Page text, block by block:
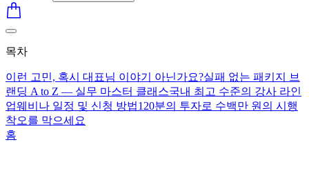
목차
이런 고민, 혹시 대표님 이야기 아닌가요?실패 없는 패키지 브
랜딩 A to Z — 실무 마스터 클래스국내 최고 수준의 강사 라인
업웨비나 일정 및 신청 방법120분의 투자로 수백만 원의 시행
착오를 막으세요
홈